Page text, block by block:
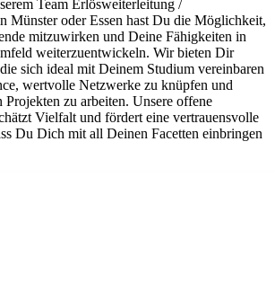
Team Erlösweiterleitung /
Münster oder Essen hast Du die Möglichkeit,
mitzuwirken und Deine Fähigkeiten in
weiterzuentwickeln. Wir bieten Dir
sich ideal mit Deinem Studium vereinbaren
wertvolle Netzwerke zu knüpfen und
zu arbeiten. Unsere offene
Vielfalt und fördert eine vertrauensvolle
Du Dich mit all Deinen Facetten einbringen